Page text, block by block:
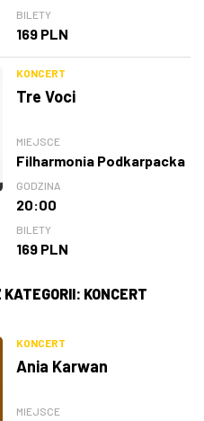
BILETY
169 PLN
KONCERT
Tre Voci
MIEJSCE
Filharmonia Podkarpacka
GODZINA
20:00
BILETY
169 PLN
KONCERT
KONCERT
Ania Karwan
MIEJSCE